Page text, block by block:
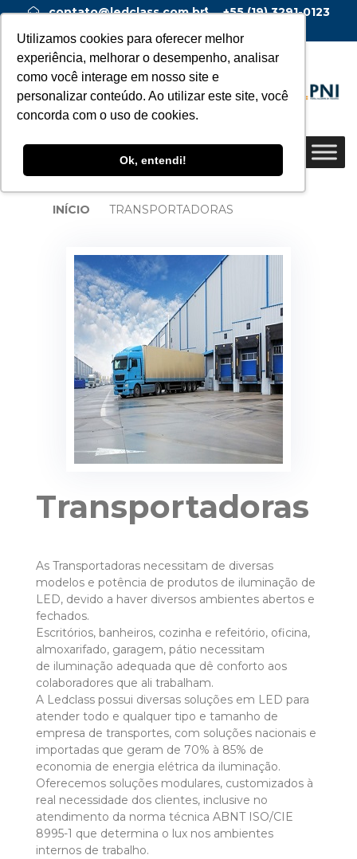
Utilizamos cookies para oferecer melhor
experiência, melhorar o desempenho, analisar
como você interage em nosso site e
personalizar conteúdo. Ao utilizar este site, você
concorda com o uso de cookies.
Ok, entendi!
contato@ledclass.com.br
+55 (19) 3291-0123
INÍCIO TRANSPORTADORAS
Transportadoras
As Transportadoras necessitam de diversas
modelos e potência de produtos de iluminação de
LED, devido a haver diversos ambientes abertos e
fechados.
Escritórios, banheiros, cozinha e refeitório, oficina,
almoxarifado, garagem, pátio necessitam
de iluminação adequada que dê conforto aos
colaboradores que ali trabalham.
A Ledclass possui diversas soluções em LED para
atender todo e qualquer tipo e tamanho de
empresa de transportes, com soluções nacionais e
importadas que geram de 70% à 85% de
economia de energia elétrica da iluminação.
Oferecemos soluções modulares, customizados à
real necessidade dos clientes, inclusive no
atendimento da norma técnica ABNT ISO/CIE
8995-1 que determina o lux nos ambientes
internos de trabalho.